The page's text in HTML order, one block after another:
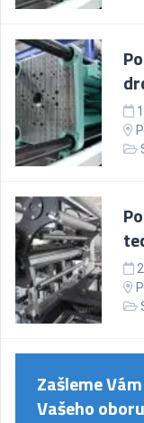
Zašleme
Vašeho